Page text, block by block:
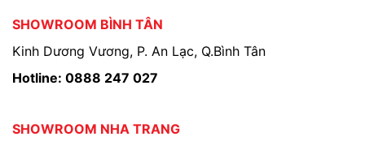
SHOWROOM BÌNH TÂN
Kinh Dương Vương, P. An Lạc, Q.Bình Tân
Hotline: 0888 247 027
SHOWROOM NHA TRANG